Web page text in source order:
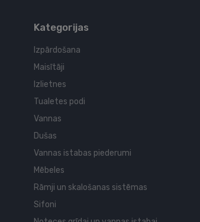
Kategorijas
Izpārdošana
Maisītāji
Izlietnes
Tualetes podi
Vannas
Dušas
Vannas istabas piederumi
Mēbeles
Rāmji un skalošanas sistēmas
Sifoni